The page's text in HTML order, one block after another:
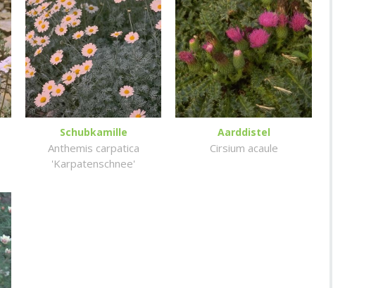
Schubkamille
Anthemis carpatica
'Karpatenschnee'
Aarddistel
Cirsium acaule